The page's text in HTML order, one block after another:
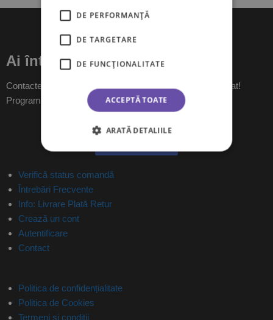
Ai întrebări?
Contactează-ne pe messenger și îți vom raspunde imediat!
Program: L-V 09:00-18:00
Verifică status comandă
Întrebări Frecvente
Info: Livrare Plată Retur
Crează un cont
Autentificare
Contact
Politica de confidențialitate
Politica de Cookies
Termeni și condiții
DE PERFORMANȚĂ
DE TARGETARE
DE FUNCŢIONALITATE
ACCEPTĂ TOATE
ARATĂ DETALIILE